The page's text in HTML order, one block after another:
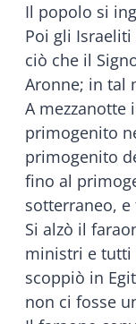
Il popolo si
Poi gli
ciò che il
Aronne; in tal
A mezzanotte
primogenito
primogenito
fino al
sotterraneo,
Si alzò il
ministri e tutti
scoppiò in
non ci fosse